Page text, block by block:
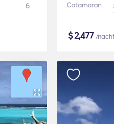
6 Catamaran
$2,477 /